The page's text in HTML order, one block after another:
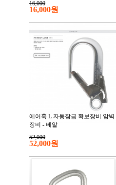
16,000
16,000원
에어훅 L 자동잠금 확보장비 암벽
장비 - 베알
52,000
52,000원